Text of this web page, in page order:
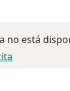
no está